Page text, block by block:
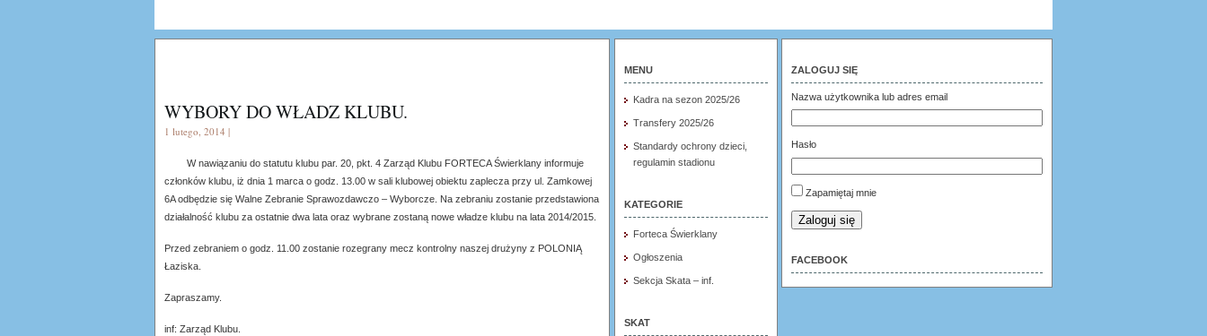
WYBORY DO WŁADZ KLUBU.
1 lutego, 2014 |
W nawiązaniu do statutu klubu par. 20, pkt. 4 Zarząd Klubu FORTECA Świerklany informuje
członków klubu, iż dnia 1 marca o godz. 13.00 w sali klubowej obiektu zaplecza przy ul. Zamkowej
6A odbędzie się Walne Zebranie Sprawozdawczo – Wyborcze. Na zebraniu zostanie przedstawiona
działalność klubu za ostatnie dwa lata oraz wybrane zostaną nowe władze klubu na lata 2014/2015.
Przed zebraniem o godz. 11.00 zostanie rozegrany mecz kontrolny naszej drużyny z POLONIĄ
Łaziska.
Zapraszamy.
inf: Zarząd Klubu.
MENU
Kadra na sezon 2025/26
Transfery 2025/26
Standardy ochrony dzieci,
regulamin stadionu
KATEGORIE
Forteca Świerklany
Ogłoszenia
Sekcja Skata – inf.
SKAT
ZALOGUJ SIĘ
Nazwa użytkownika lub adres email
Hasło
Zapamiętaj mnie
Zaloguj się
FACEBOOK